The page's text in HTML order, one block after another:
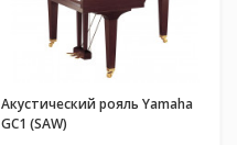
Акустический рояль Yamaha
GC1 (SAW)